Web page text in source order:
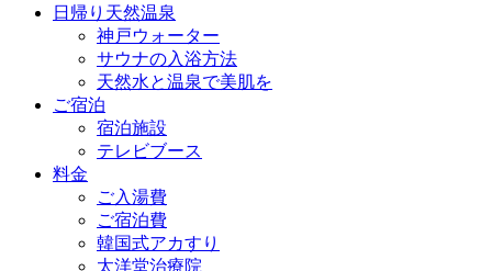
日帰り天然温泉
神戸ウォーター
サウナの入浴方法
天然水と温泉で美肌を
ご宿泊
宿泊施設
テレビブース
料金
ご入湯費
ご宿泊費
韓国式アカすり
太洋堂治療院